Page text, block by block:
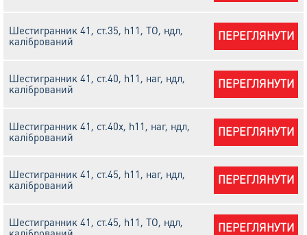
Шестигранник 41, ст.35, h11, ТО, ндл,
калібрований
ПЕРЕГЛЯНУТИ
Шестигранник 41, ст.40, h11, наг, ндл,
калібрований
ПЕРЕГЛЯНУТИ
Шестигранник 41, ст.40х, h11, наг, ндл,
калібрований
ПЕРЕГЛЯНУТИ
Шестигранник 41, ст.45, h11, наг, ндл,
калібрований
ПЕРЕГЛЯНУТИ
Шестигранник 41, ст.45, h11, ТО, ндл,
ПЕРЕГЛЯНУТИ